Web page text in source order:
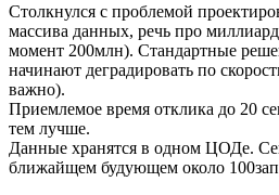
Столкнулся с проблемой
массива данных, речь про
момент 200млн). Стандартные
начинают деградировать по
важно).
Приемлемое время отклика до 20
тем лучше.
Данные хранятся в одном ЦОДе.
ближайщем будующем около